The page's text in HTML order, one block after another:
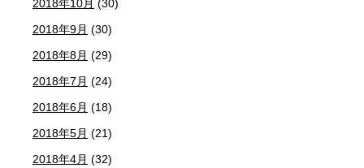
2018年10月 (30)
2018年9月 (30)
2018年8月 (29)
2018年7月 (24)
2018年6月 (18)
2018年5月 (21)
2018年4月 (32)